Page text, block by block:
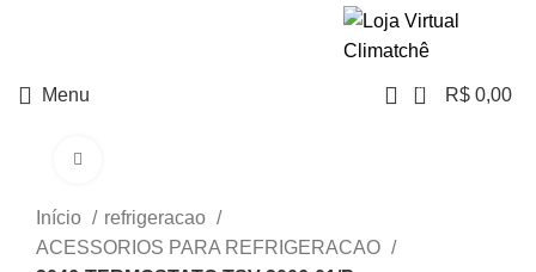
Menu 0 R$ 0,00
Início
refrigeracao
ACESSORIOS PARA REFRIGERACAO